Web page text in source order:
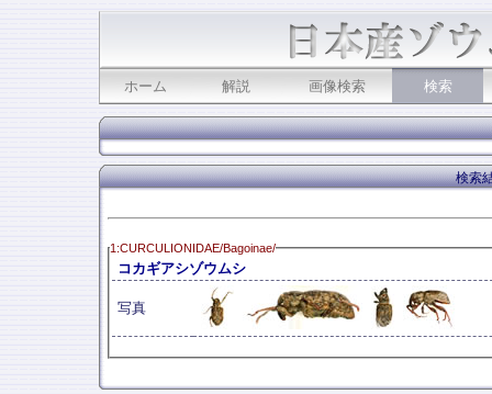
ホーム 解説 画像検索 検索
検索
1:CURCULIONIDAE/Bagoinae/
コカギアシゾウムシ
写真